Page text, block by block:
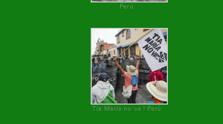
Perú
Tía María no va ! Perú